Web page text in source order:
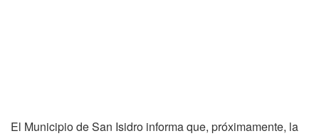
El Municipio de San Isidro informa que, próximamente, la